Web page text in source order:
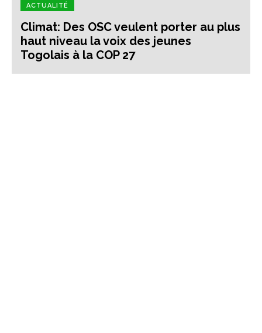
ACTUALITÉ
Climat: Des OSC veulent porter au plus
haut niveau la voix des jeunes
Togolais à la COP 27